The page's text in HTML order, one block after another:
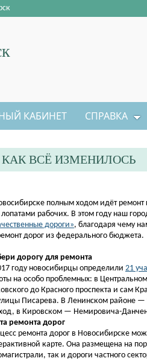
КАБИНЕТ СПРАВКА
ВСЁ ИЗМЕНИЛОСЬ
полным ходом идёт ремонт
лопатами рабочих. В этом году наш
дороги», благодаря чему
дорог из федерального бюджета.
дорогу для ремонта
году новосибирцы определили 21
на особо проблемных: в
до Красного проспекта и сам
Писарева. В Ленинском районе
в Кировском — Немировича-
ремонта дорог
ремонта дорог в Новосибирске
карте. Она размещена на
так и дороги частного